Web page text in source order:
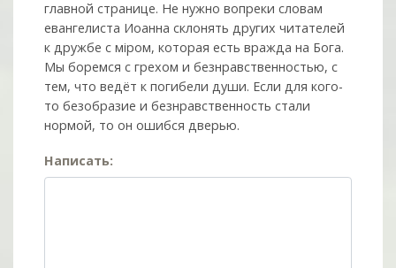
главной странице. Не нужно вопреки словам
евангелиста Иоанна склонять других читателей
к дружбе с мiром, которая есть вражда на Бога.
Мы боремся с грехом и без­нрав­ствен­ностью, с
тем, что ведёт к погибели души. Если для кого-
то безобразие и безнравственность стали
нормой, то он ошибся дверью.
Написать: